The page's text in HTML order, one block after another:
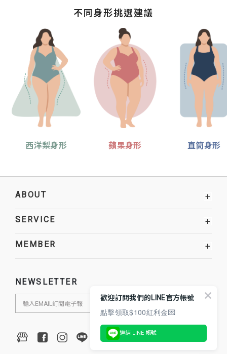
不同身形挑選建議
西洋梨身形 蘋果身形 直筒身形
ABOUT +
SERVICE +
MEMBER +
NEWSLETTER
歡迎訂閱我們的LINE官方帳號
點擊領取$100紅利金💌
連結 LINE 帳號